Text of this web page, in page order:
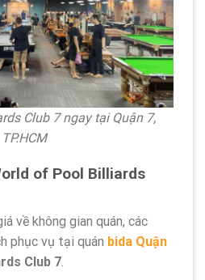
Club 7 ngay tại Quận 7,
TP.HCM
of Pool Billiards
về không gian quán, các
phục vụ tại quán bida Quận
Club 7.